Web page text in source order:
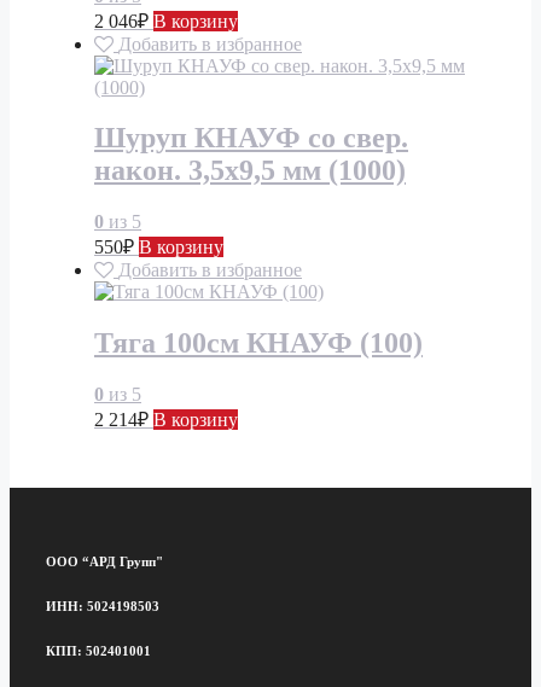
2 046₽ В корзину
Добавить в избранное
Шуруп КНАУФ со свер.
након. 3,5х9,5 мм (1000)
0 из 5
550₽ В корзину
Добавить в избранное
Тяга 100см КНАУФ (100)
0 из 5
2 214₽ В корзину
ООО “АРД Групп"
ИНН: 5024198503
КПП: 502401001